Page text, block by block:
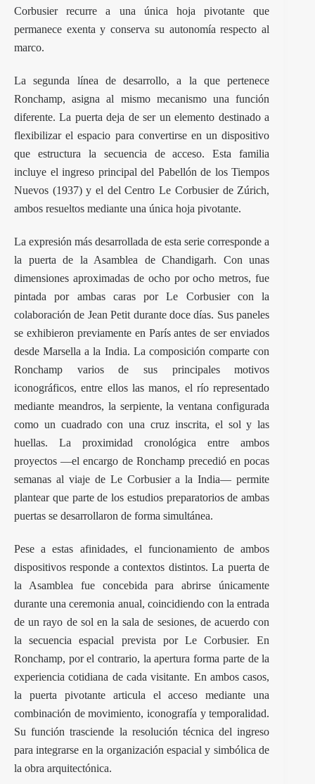
Corbusier recurre a una única hoja pivotante que
permanece exenta y conserva su autonomía respecto al
marco.
La segunda línea de desarrollo, a la que pertenece
Ronchamp, asigna al mismo mecanismo una función
diferente. La puerta deja de ser un elemento destinado a
flexibilizar el espacio para convertirse en un dispositivo
que estructura la secuencia de acceso. Esta familia
incluye el ingreso principal del Pabellón de los Tiempos
Nuevos (1937) y el del Centro Le Corbusier de Zúrich,
ambos resueltos mediante una única hoja pivotante.
La expresión más desarrollada de esta serie corresponde a
la puerta de la Asamblea de Chandigarh. Con unas
dimensiones aproximadas de ocho por ocho metros, fue
pintada por ambas caras por Le Corbusier con la
colaboración de Jean Petit durante doce días. Sus paneles
se exhibieron previamente en París antes de ser enviados
desde Marsella a la India. La composición comparte con
Ronchamp varios de sus principales motivos
iconográficos, entre ellos las manos, el río representado
mediante meandros, la serpiente, la ventana configurada
como un cuadrado con una cruz inscrita, el sol y las
huellas. La proximidad cronológica entre ambos
proyectos —el encargo de Ronchamp precedió en pocas
semanas al viaje de Le Corbusier a la India— permite
plantear que parte de los estudios preparatorios de ambas
puertas se desarrollaron de forma simultánea.
Pese a estas afinidades, el funcionamiento de ambos
dispositivos responde a contextos distintos. La puerta de
la Asamblea fue concebida para abrirse únicamente
durante una ceremonia anual, coincidiendo con la entrada
de un rayo de sol en la sala de sesiones, de acuerdo con
la secuencia espacial prevista por Le Corbusier. En
Ronchamp, por el contrario, la apertura forma parte de la
experiencia cotidiana de cada visitante. En ambos casos,
la puerta pivotante articula el acceso mediante una
combinación de movimiento, iconografía y temporalidad.
Su función trasciende la resolución técnica del ingreso
para integrarse en la organización espacial y simbólica de
la obra arquitectónica.